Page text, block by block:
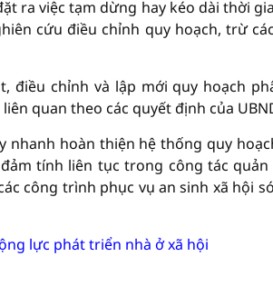
ra việc tạm dừng hay kéo dài thời
cứu điều chỉnh quy hoạch, trừ
điều chỉnh và lập mới quy hoạch
quan theo các quyết định của
nhanh hoàn thiện hệ thống quy
tính liên tục trong công tác
công trình phục vụ an sinh xã hội
lực phát triển nhà ở xã hội